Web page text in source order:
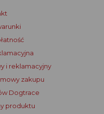
i reklamacyjny
zakupu
Dogtrace
produktu